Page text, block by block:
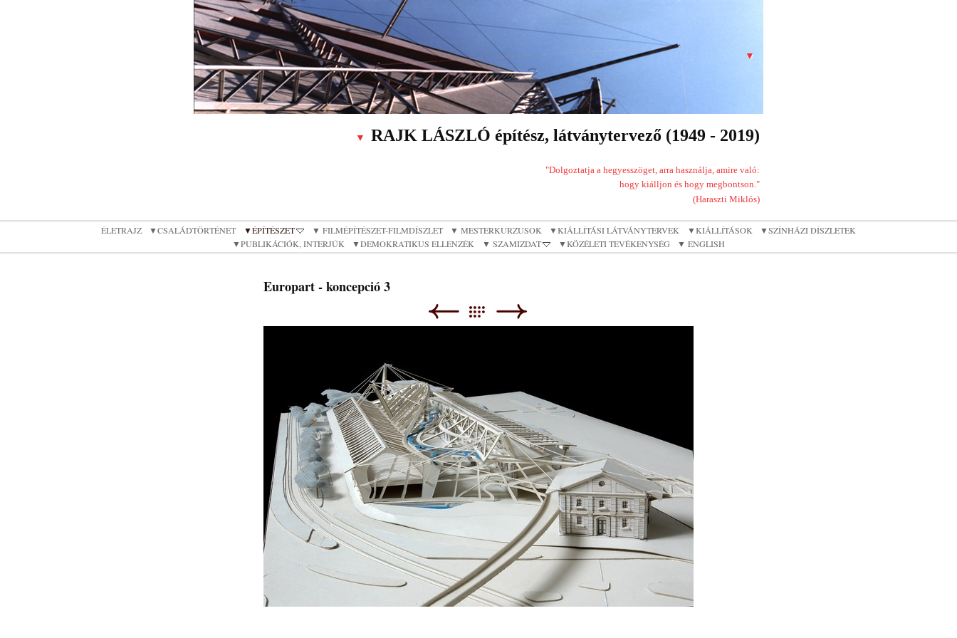
▼
▼ RAJK LÁSZLÓ építész, látványtervező (1949 - 2019)
"Dolgoztatja a hegyesszöget, arra használja, amire való:
hogy kiálljon és hogy megbontson."
(Haraszti Miklós)
ÉLETRAJZ ▼CSALÁDTÖRTÉNET ▼ÉPÍTÉSZET ▼ FILMÉPÍTÉSZET-FILMDÍSZLET ▼ MESTERKURZUSOK ▼KIÁLLÍTÁSI LÁTVÁNYTERVEK ▼KIÁLLÍTÁSOK
▼SZÍNHÁZI DÍSZLETEK
▼PUBLIKÁCIÓK, INTERJÚK
▼DEMOKRATIKUS ELLENZÉK ▼ SZAMIZDAT ▼KÖZÉLETI TEVÉKENYSÉG ▼ ENGLISH
Europart - koncepció 3